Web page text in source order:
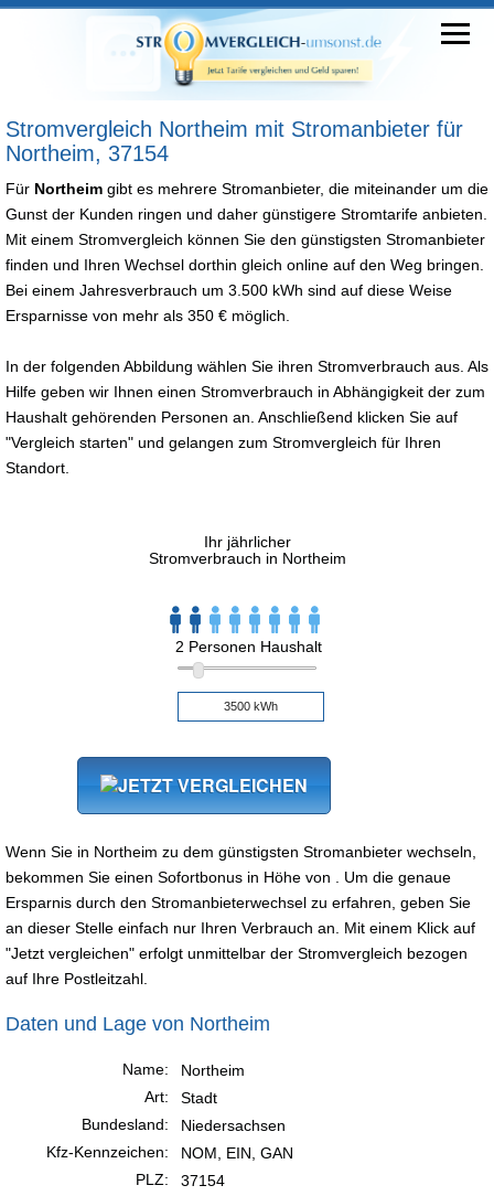
Stromvergleich Northeim mit Stromanbieter für
Northeim, 37154
Für Northeim gibt es mehrere Stromanbieter, die miteinander um die
Gunst der Kunden ringen und daher günstigere Stromtarife anbieten.
Mit einem Stromvergleich können Sie den günstigsten Stromanbieter
finden und Ihren Wechsel dorthin gleich online auf den Weg bringen.
Bei einem Jahresverbrauch um 3.500 kWh sind auf diese Weise
Ersparnisse von mehr als 350 € möglich.
In der folgenden Abbildung wählen Sie ihren Stromverbrauch aus. Als
Hilfe geben wir Ihnen einen Stromverbrauch in Abhängigkeit der zum
Haushalt gehörenden Personen an. Anschließend klicken Sie auf
"Vergleich starten" und gelangen zum Stromvergleich für Ihren
Standort.
Ihr jährlicher
Stromverbrauch in Northeim
2 Personen Haushalt
Wenn Sie in Northeim zu dem günstigsten Stromanbieter wechseln,
bekommen Sie einen Sofortbonus in Höhe von . Um die genaue
Ersparnis durch den Stromanbieterwechsel zu erfahren, geben Sie
an dieser Stelle einfach nur Ihren Verbrauch an. Mit einem Klick auf
"Jetzt vergleichen" erfolgt unmittelbar der Stromvergleich bezogen
auf Ihre Postleitzahl.
Daten und Lage von Northeim
Name:
Northeim
Art:
Stadt
Bundesland:
Niedersachsen
Kfz-Kennzeichen:
NOM, EIN, GAN
PLZ:
37154